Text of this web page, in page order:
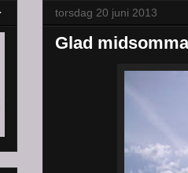
torsdag 20 juni 2013
Glad